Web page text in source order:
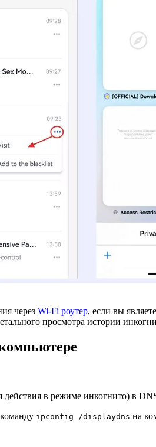
через Wi-Fi роутер, если вы
просмотра истории
в режиме инкогнито) в
ipconfig /displaydns на